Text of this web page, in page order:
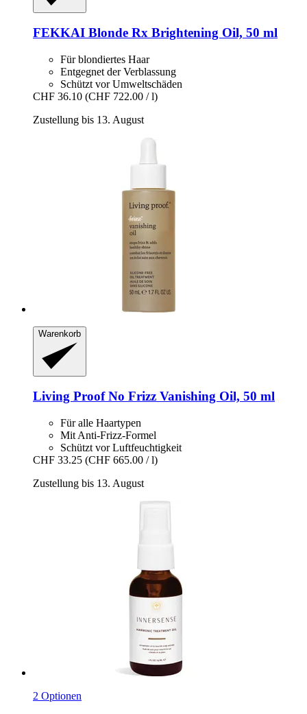
FEKKAI Blonde Rx Brightening Oil, 50 ml
Für blondiertes Haar
Entgegnet der Verblassung
Schützt vor Umweltschäden
CHF 36.10 (CHF 722.00 / l)
Zustellung bis 13. August
Warenkorb
Living ProofNo Frizz Vanishing Oil, 50 ml
Für alle Haartypen
Mit Anti-Frizz-Formel
Schützt vor Luftfeuchtigkeit
CHF 33.25 (CHF 665.00 / l)
Zustellung bis 13. August
2 Optionen